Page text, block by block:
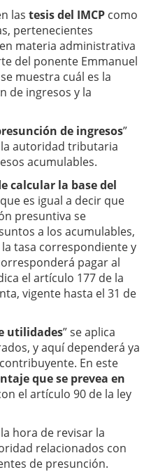
las tesis del IMCP como
pertenecientes
materia administrativa
del ponente Emmanuel
muestra cuál es la
de ingresos y la
de ingresos”
autoridad tributaria
acumulables.
calcular la base del
es igual a decir que
presuntiva se
a los acumulables,
tasa correspondiente y
pagar al
el artículo 177 de la
vigente hasta el 31 de
utilidades” se aplica
y aquí dependerá ya
En este
que se prevea en
el artículo 90 de la ley
hora de revisar la
relacionados con
de presunción.